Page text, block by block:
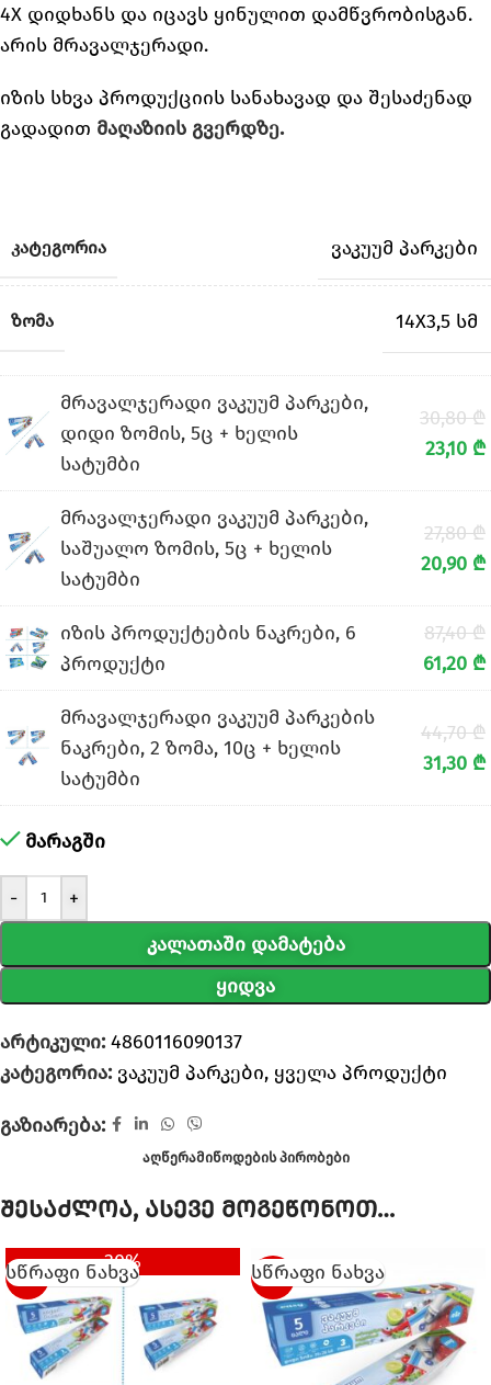
4X დიდხანს და იცავს ყინულით დამწვრობისგან.
არის მრავალჯერადი.
იზის სხვა პროდუქციის სანახავად და შესაძენად
გადადით მაღაზიის გვერდზე.
ᲙᲐᲢᲔᲒᲝᲠᲘᲐ ვაკუუმ პარკები
ᲖᲝᲛᲐ 14X3,5 სმ
მრავალჯერადი ვაკუუმ პარკები,
დიდი ზომის, 5ც + ხელის
სატუმბი
30,80₾
23,10 ₾
მრავალჯერადი ვაკუუმ პარკები,
საშუალო ზომის, 5ც + ხელის
სატუმბი
27,80₾
20,90 ₾
იზის პროდუქტების ნაკრები, 6
პროდუქტი
87,40₾
61,20 ₾
მრავალჯერადი ვაკუუმ პარკების
ნაკრები, 2 ზომა, 10ც + ხელის
სატუმბი
44,70₾
31,30 ₾
მარაგში
-
+
ᲙᲐᲚᲐᲗᲐᲨᲘ ᲓᲐᲛᲐᲢᲔᲑᲐ
ᲧᲘᲓᲕᲐ
არტიკული: 4860116090137
კატეგორია: ვაკუუმ პარკები, ყველა პროდუქტი
გაზიარება:
ᲐᲦᲬᲔᲠᲐᲛᲘᲬᲝᲓᲔᲑᲘᲡ ᲞᲘᲠᲝᲑᲔᲑᲘ
შესაძლოა, ასევე მოგეწონოთ…
30%
SALE
სწრაფი ნახვა -20%
სწრაფი ნახვა